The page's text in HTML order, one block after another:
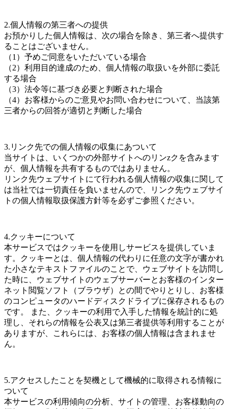
2.個人情報の第三者への提供
お預かりした個人情報は、次の場合を除き、第三者へ提供す
ることはございません。
（1）予めご同意をいただいている場合
（2）利用目的達成のため、個人情報の取扱いを外部に委託
する場合
（3）法令等に基づき必要と判断された場合
（4）お客様からのご意見やお問い合わせについて、当該第
三者からの回答が適切と判断した場合
3.リンク先での個人情報の収集にあついて
当サイトは、いくつかの外部サイトへのリンzクを含みます
が、個人情報を共有するものではありません。
リンク先ウェブサイトにて行われる個人情報の収集に関して
は当社では一切責任を負いませんので、リンク先ウェブサイ
トの個人情報取扱保護方針等を必ずご参照ください。
4.クッキーについて
本サービスではクッキーを使用しサービスを提供していま
す。クッキーとは、個人情報の代わりに任意の文字が書かれ
た小さなテキストファイルのことで、ウェブサイトを訪問し
た時に、ウェブサイトのウェブサーバーとお客様のインター
ネット閲覧ソフト（ブラウザ）との間でやりとりし、お客様
のコンピュータのハードディスクドライブに保存されるもの
です。 また、クッキーの利用で入手した情報を統計的に処
理し、それらの情報を公表又は第三者提供等利用することが
ありますが、これらには、お客様の個人情報は含まれませ
ん。
5.アクセスしたことを契機として機械的に取得される情報に
ついて
本サービスの利用傾向の分析、サイトの管理、お客様動向の